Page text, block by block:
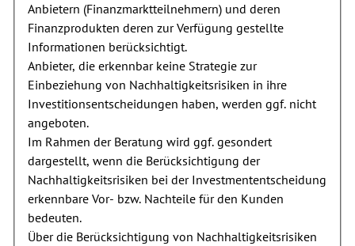
Anbietern (Finanzmarktteilnehmern) und deren
Finanzprodukten deren zur Verfügung gestellte
Informationen berücksichtigt.
Anbieter, die erkennbar keine Strategie zur
Einbeziehung von Nachhaltigkeitsrisiken in ihre
Investitionsentscheidungen haben, werden ggf. nicht
angeboten.
Im Rahmen der Beratung wird ggf. gesondert
dargestellt, wenn die Berücksichtigung der
Nachhaltigkeitsrisiken bei der Investmententscheidung
erkennbare Vor- bzw. Nachteile für den Kunden
bedeuten.
Über die Berücksichtigung von Nachhaltigkeitsrisiken